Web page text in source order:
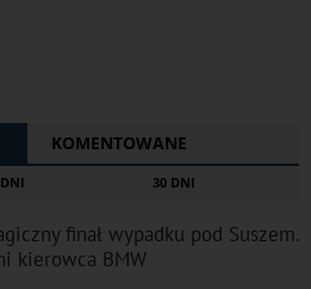
KOMENTOWANE
30 DNI
finał wypadku pod Suszem.
kierowca BMW